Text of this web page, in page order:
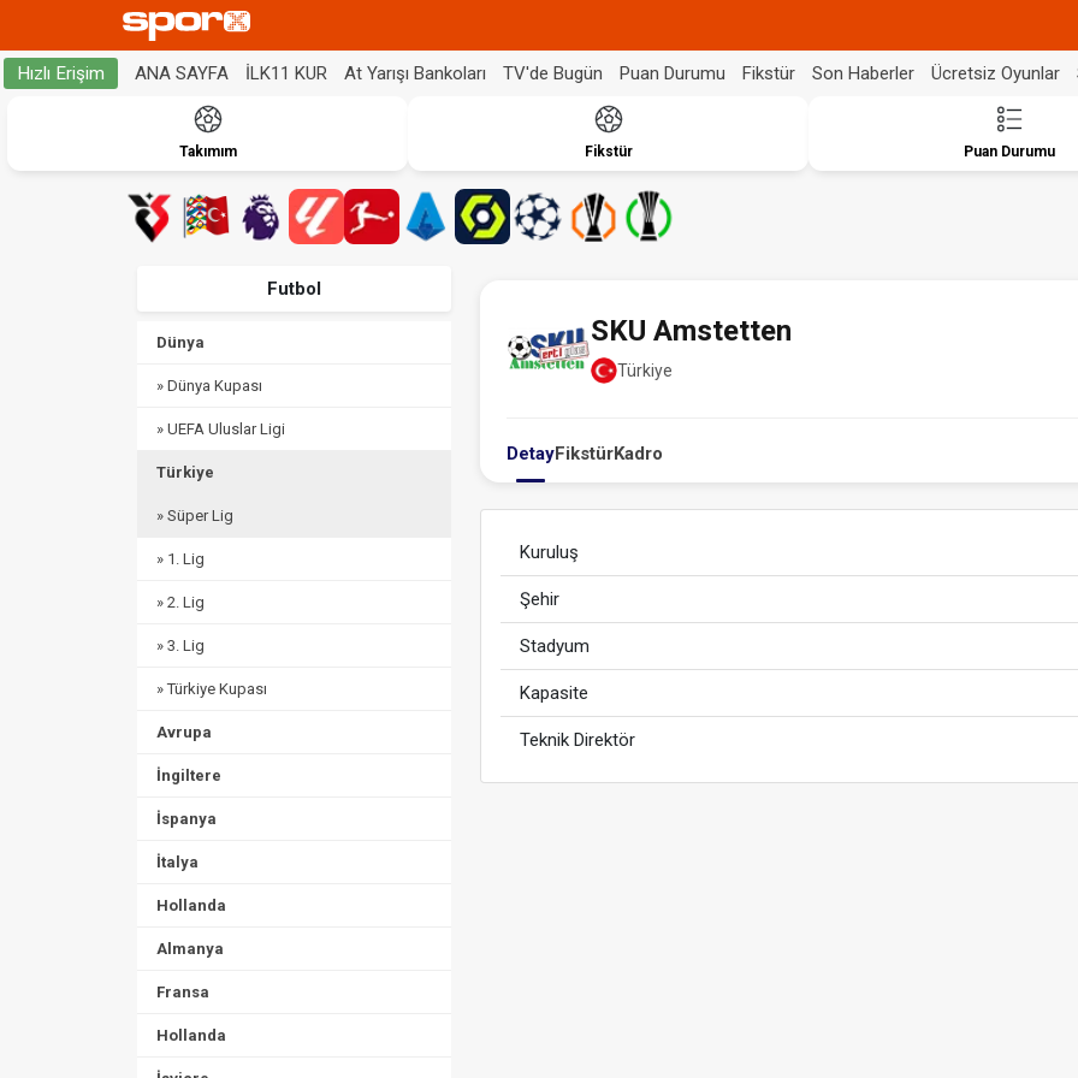
Hızlı Erişim ANA SAYFA İLK11 KUR At Yarışı Bankoları TV'de Bugün Puan Durumu Fikstür Son Haberler Ücretsiz Oyunlar
Takımım Fikstür Puan Durumu
Futbol
Dünya
» Dünya Kupası
» UEFA Uluslar Ligi
Türkiye
» Süper Lig
» 1. Lig
» 2. Lig
» 3. Lig
» Türkiye Kupası
Avrupa
İngiltere
İspanya
İtalya
Hollanda
Almanya
Fransa
Hollanda
SKU Amstetten
Türkiye
DetayFikstürKadro
Kuruluş
Şehir
Stadyum
Kapasite
Teknik Direktör